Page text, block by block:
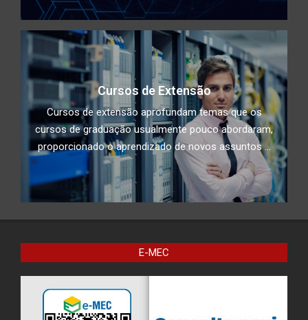
Cursos de Extensão
Cursos de extensão aprofundam temas que os
cursos de graduação usualmente pouco abordaram,
proporcionado o aprendizado de novos assuntos ...
E-MEC